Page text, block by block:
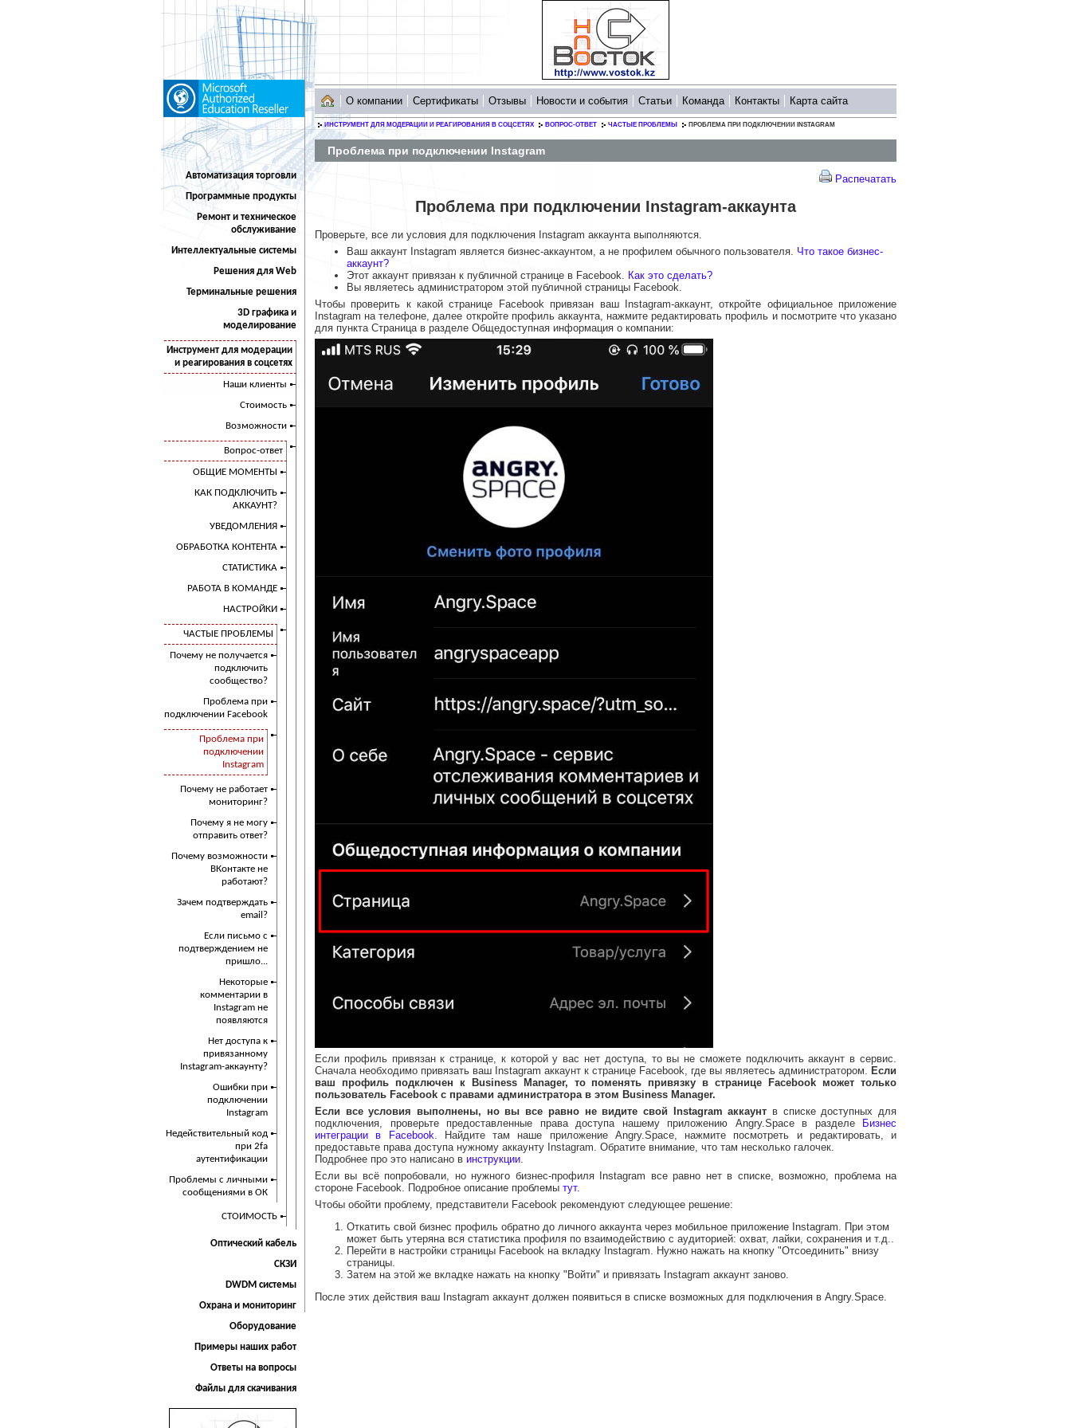
Автоматизация торговли
Программные продукты
Ремонт и техническое
обслуживание
Интеллектуальные системы
Решения для Web
Терминальные решения
3D графика и
моделирование
Инструмент для модерации
и реагирования в соцсетях
Наши клиенты
Стоимость
Возможности
Вопрос-ответ
ОБЩИЕ МОМЕНТЫ
КАК ПОДКЛЮЧИТЬ
АККАУНТ?
УВЕДОМЛЕНИЯ
ОБРАБОТКА КОНТЕНТА
СТАТИСТИКА
РАБОТА В КОМАНДЕ
НАСТРОЙКИ
ЧАСТЫЕ ПРОБЛЕМЫ
Почему не получается
подключить
сообщество?
Проблема при
подключении Facebook
Проблема при
подключении
Instagram
Почему не работает
мониторинг?
Почему я не могу
отправить ответ?
Почему возможности
ВКонтакте не
работают?
Зачем подтверждать
email?
Если письмо с
подтверждением не
пришло...
Некоторые
комментарии в
Instagram не
появляются
Нет доступа к
привязанному
Instagram-аккаунту?
Ошибки при
подключении
Instagram
Недействительный код
при 2fa
аутентификации
Проблемы с личными
сообщениями в ОК
СТОИМОСТЬ
Оптический кабель
СКЗИ
DWDM системы
Охрана и мониторинг
Оборудование
Примеры наших работ
Ответы на вопросы
Файлы для скачивания
О компании Сертификаты Отзывы Новости и события Статьи Команда Контакты Карта сайта
ИНСТРУМЕНТ ДЛЯ МОДЕРАЦИИ И РЕАГИРОВАНИЯ В СОЦСЕТЯХ ВОПРОС-ОТВЕТ ЧАСТЫЕ ПРОБЛЕМЫ ПРОБЛЕМА ПРИ ПОДКЛЮЧЕНИИ INSTAGRAM
Проблема при подключении Instagram
Распечатать
Проблема при подключении Instagram-аккаунта
Проверьте, все ли условия для подключения Instagram аккаунта выполняются.
Ваш аккаунт Instagram является бизнес-аккаунтом, а не профилем обычного пользователя. Что такое бизнес-
аккаунт?
Этот аккаунт привязан к публичной странице в Facebook. Как это сделать?
Вы являетесь администратором этой публичной страницы Facebook.
Чтобы проверить к какой странице Facebook привязан ваш Instagram-аккаунт, откройте официальное приложение
Instagram на телефоне, далее откройте профиль аккаунта, нажмите редактировать профиль и посмотрите что указано
для пункта Страница в разделе Общедоступная информация о компании:
Если профиль привязан к странице, к которой у вас нет доступа, то вы не сможете подключить аккаунт в сервис.
Сначала необходимо привязать ваш Instagram аккаунт к странице Facebook, где вы являетесь администратором. Если
ваш профиль подключен к Business Manager, то поменять привязку в странице Facebook может только
пользователь Facebook с правами администратора в этом Business Manager.
Если все условия выполнены, но вы все равно не видите свой Instagram аккаунт в списке доступных для
подключения, проверьте предоставленные права доступа нашему приложению Angry.Space в разделе
Бизнес
интеграции в Facebook. Найдите там наше приложение Angry.Space, нажмите посмотреть и редактировать, и
предоставьте права доступа нужному аккаунту Instagram. Обратите внимание, что там несколько галочек.
Подробнее про это написано в инструкции.
Если вы всё попробовали, но нужного бизнес-профиля Instagram все равно нет в списке, возможно, проблема на
стороне Facebook. Подробное описание проблемы тут.
Чтобы обойти проблему, представители Facebook рекомендуют следующее решение:
Откатить свой бизнес профиль обратно до личного аккаунта через мобильное приложение Instagram. При этом
может быть утеряна вся статистика профиля по взаимодействию с аудиторией: охват, лайки, сохранения и т.д..
Перейти в настройки страницы Facebook на вкладку Instagram. Нужно нажать на кнопку "Отсоединить" внизу
страницы.
Затем на этой же вкладке нажать на кнопку "Войти" и привязать Instagram аккаунт заново.
После этих действия ваш Instagram аккаунт должен появиться в списке возможных для подключения в Angry.Space.